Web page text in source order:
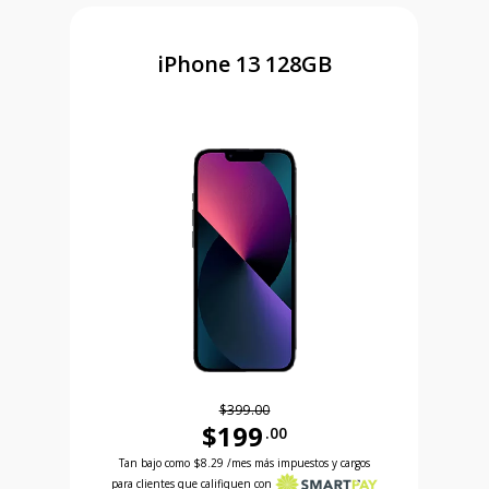
99 cents Ahora el precio es 99 dollars and 99 cents
iPhone 13 128GB
$399.00
$199 .00
Antes el precio era 399 dollars and 00 cents
Tan bajo como $8.29 /mes más impuestos y cargos
para clientes que califiquen con